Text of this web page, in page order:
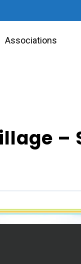
Associations
–